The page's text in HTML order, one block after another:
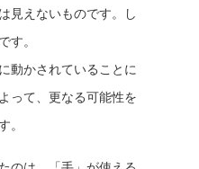
見えないものです。し
す。
動かされていることに
って、更なる可能性を
。